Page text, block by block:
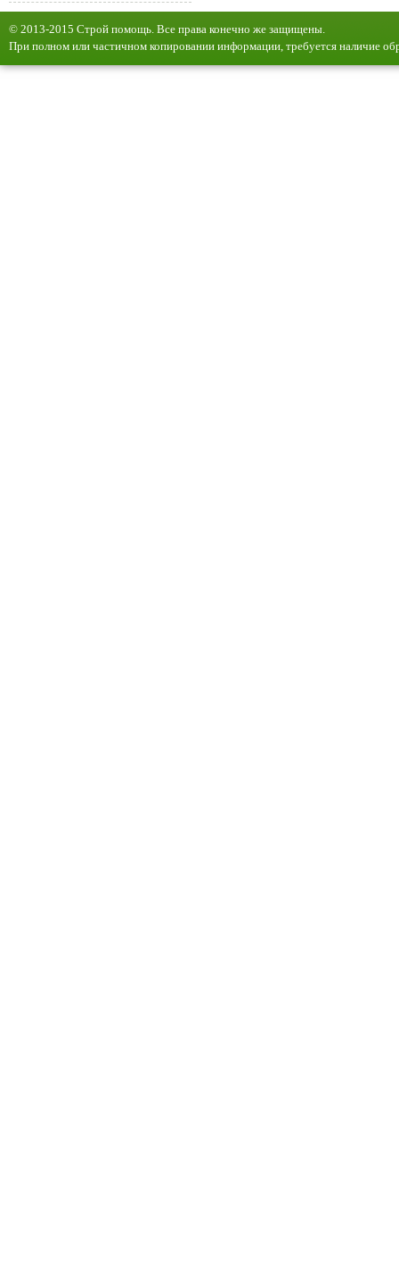
© 2013-2015 Строй помощь. Все права конечно же защищены.
При полном или частичном копировании информации, требуется наличие